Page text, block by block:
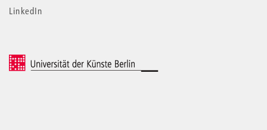
LinkedIn
© 2026 Universität der Künste Berlin